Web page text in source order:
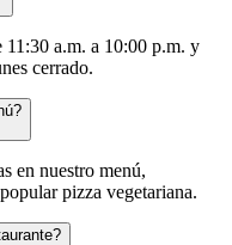
11:30 a.m. a 10:00 p.m. y
cerrado.
en nuestro menú,
pizza vegetariana.